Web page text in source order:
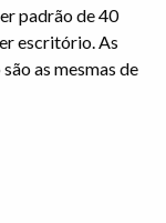
padrão de 40
escritório. As
as mesmas de